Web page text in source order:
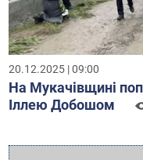
20.12.2025 | 09:00
На Мукачівщині
Іллею Добошом